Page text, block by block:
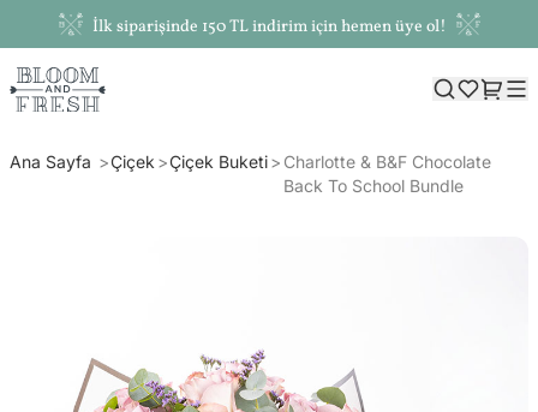
İlk siparişinde 150 TL indirim için hemen üye ol!
Ana Sayfa Çiçek Çiçek Buketi
Charlotte & B&F Chocolate
Back To School Bundle